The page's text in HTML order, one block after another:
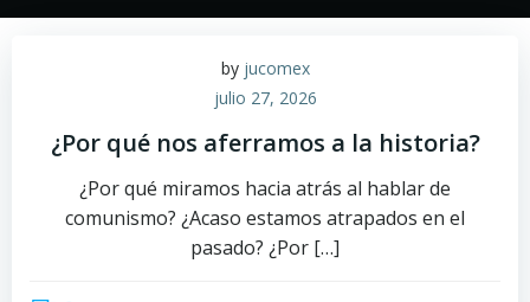
by jucomex
julio 27, 2026
¿Por qué nos aferramos a la historia?
¿Por qué miramos hacia atrás al hablar de
comunismo? ¿Acaso estamos atrapados en el
pasado? ¿Por […]